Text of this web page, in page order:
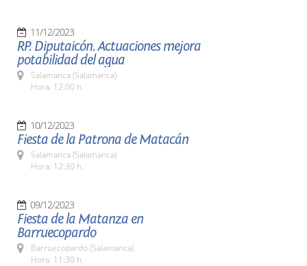
11/12/2023
RP. Diputaicón. Actuaciones mejora
potabilidad del agua
Salamanca (Salamanca)
Hora: 12:00 h.
10/12/2023
Fiesta de la Patrona de Matacán
Salamanca (Salamanca)
Hora: 12:30 h.
09/12/2023
Fiesta de la Matanza en
Barruecopardo
Barruecopardo (Salamanca)
Hora: 11:30 h.